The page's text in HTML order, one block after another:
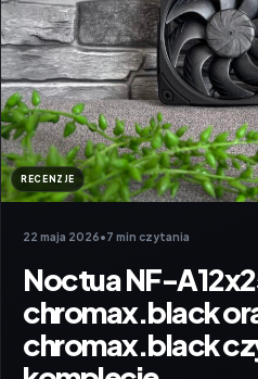
RECENZJE
22 maja 2026•7 min czytania
Noctua NF-
chromax.black
chromax.black